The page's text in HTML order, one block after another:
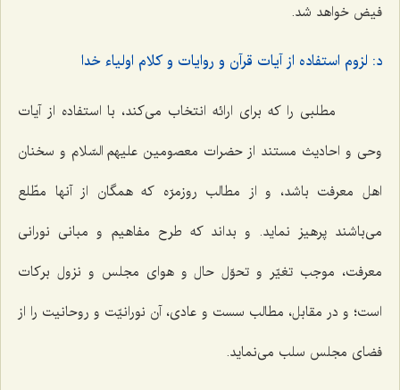
فیض خواهد شد.
د: لزوم استفاده از آیات قرآن و روایات و کلام اولیاء خدا
مطلبی را که برای ارائه انتخاب می‌کند، با استفاده از آیات
وحی و احادیث مستند از حضرات معصومین علیهم السّلام و سخنان
اهل معرفت باشد، و از مطالب روزمرّه که همگان از آنها مطّلع
می‌باشند پرهیز نماید. و بداند که طرح مفاهیم و مبانی نورانی
معرفت، موجب تغیّر و تحوّل حال و هوای مجلس و نزول برکات
است؛ و در مقابل، مطالب سست و عادی، آن نورانیّت و روحانیت را از
فضای مجلس سلب می‌نماید.